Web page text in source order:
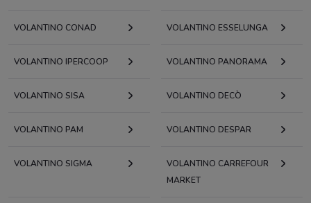
VOLANTINO CONAD VOLANTINO ESSELUNGA
VOLANTINO IPERCOOP VOLANTINO PANORAMA
VOLANTINO SISA VOLANTINO DECÒ
VOLANTINO PAM VOLANTINO DESPAR
VOLANTINO SIGMA
VOLANTINO CARREFOUR
MARKET